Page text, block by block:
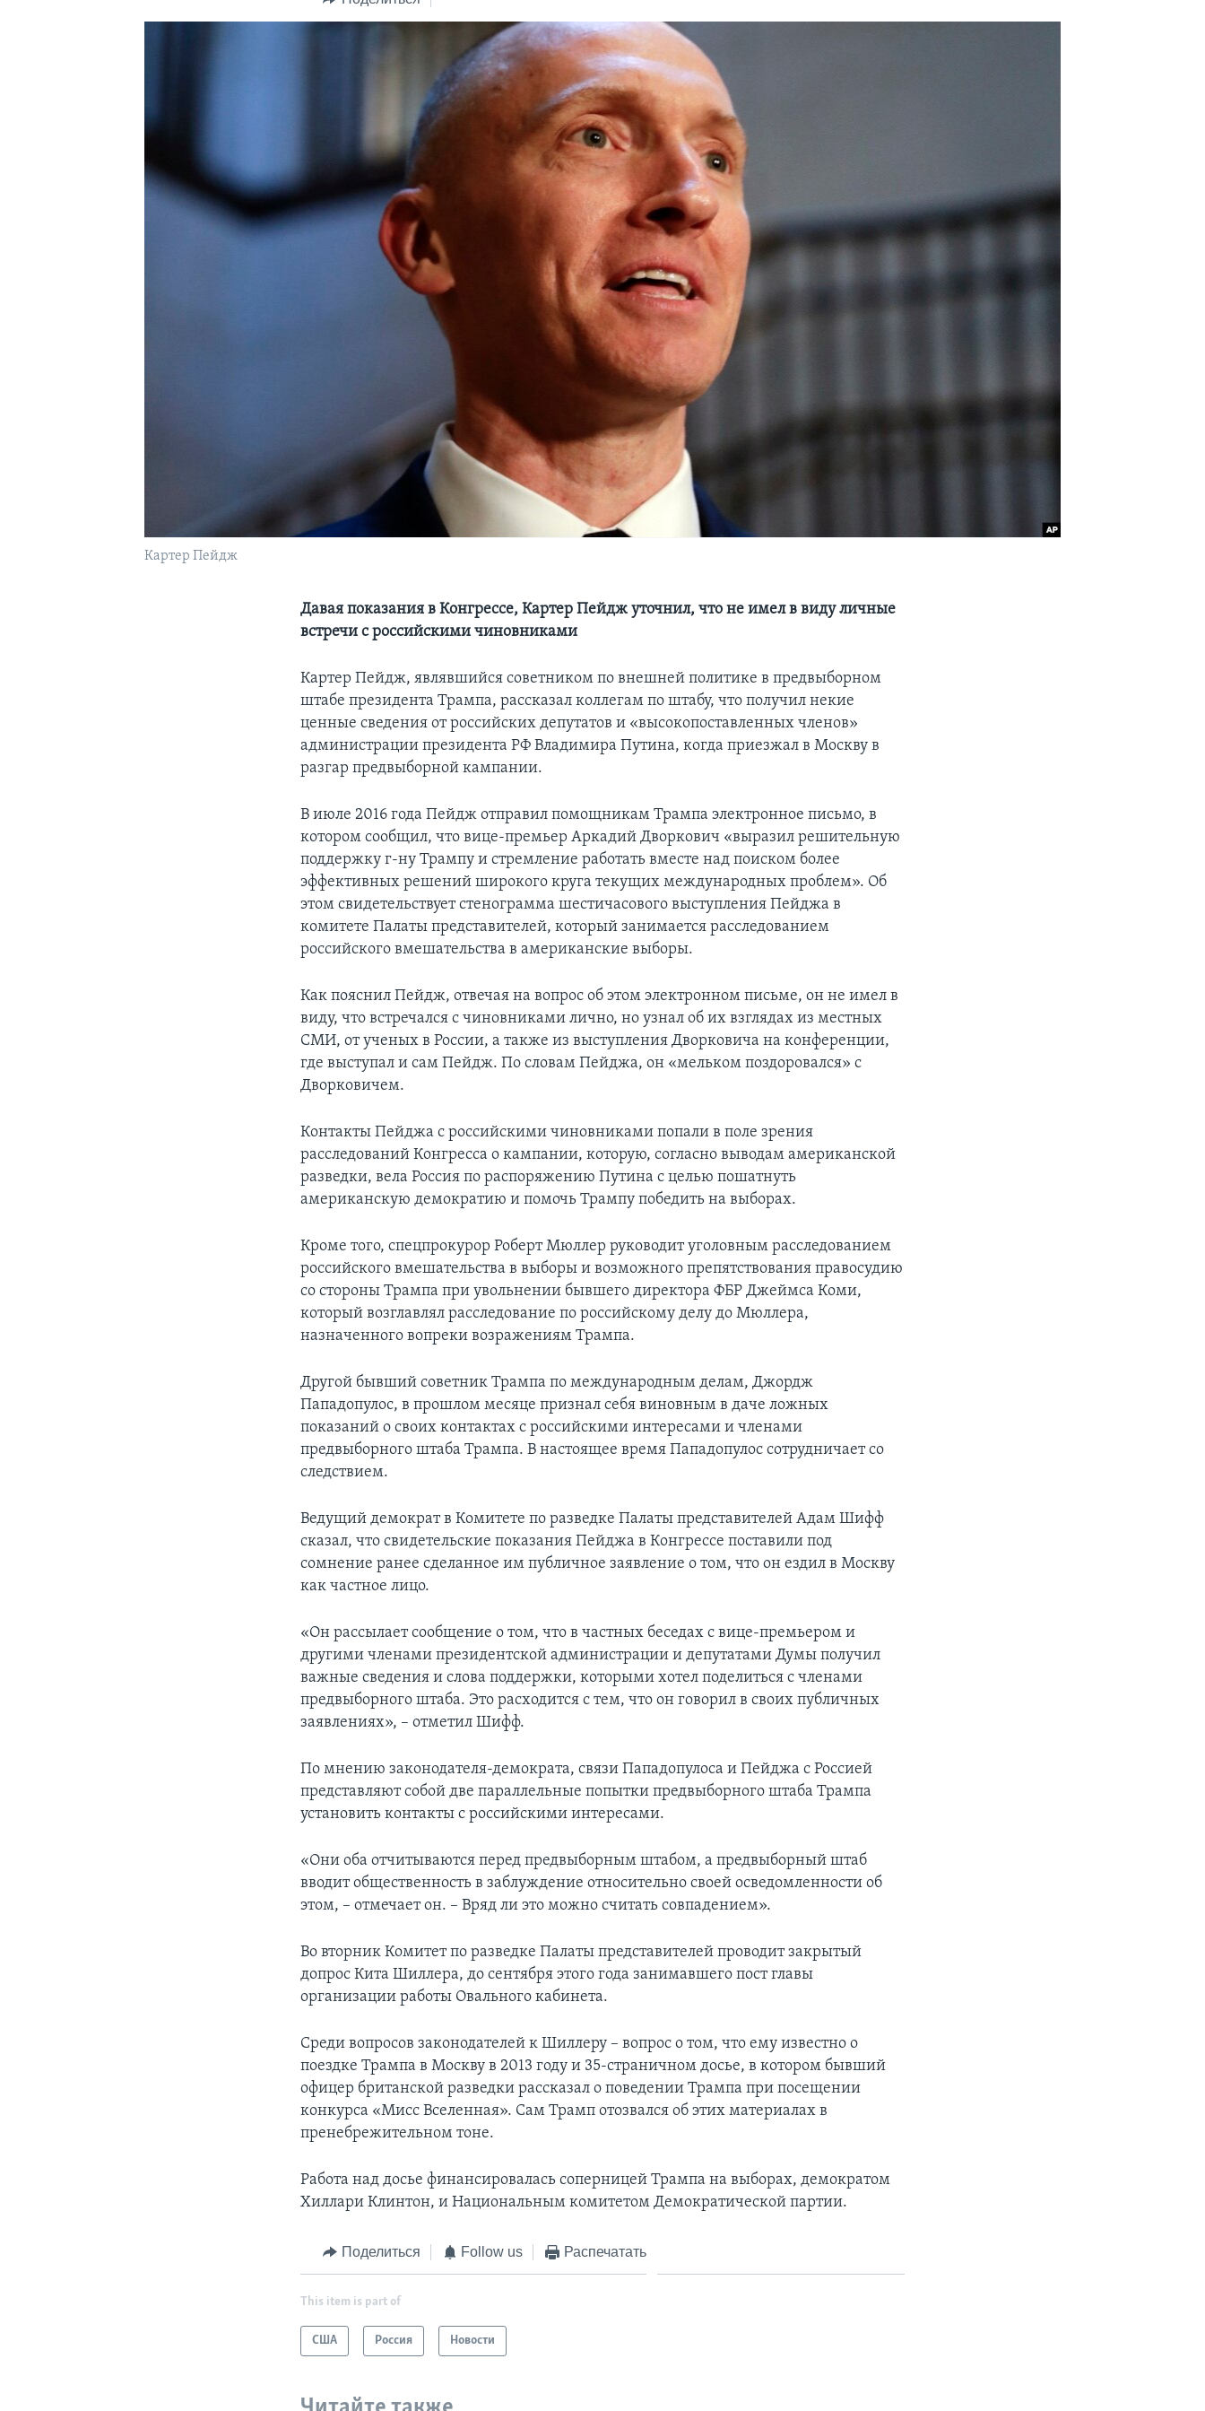
Картер Пейдж
Давая показания в Конгрессе, Картер Пейдж уточнил, что не имел в виду личные
встречи с российскими чиновниками
Картер Пейдж, являвшийся советником по внешней политике в предвыборном
штабе президента Трампа, рассказал коллегам по штабу, что получил некие
ценные сведения от российских депутатов и «высокопоставленных членов»
администрации президента РФ Владимира Путина, когда приезжал в Москву в
разгар предвыборной кампании.
В июле 2016 года Пейдж отправил помощникам Трампа электронное письмо, в
котором сообщил, что вице-премьер Аркадий Дворкович «выразил решительную
поддержку г-ну Трампу и стремление работать вместе над поиском более
эффективных решений широкого круга текущих международных проблем». Об
этом свидетельствует стенограмма шестичасового выступления Пейджа в
комитете Палаты представителей, который занимается расследованием
российского вмешательства в американские выборы.
Как пояснил Пейдж, отвечая на вопрос об этом электронном письме, он не имел в
виду, что встречался с чиновниками лично, но узнал об их взглядах из местных
СМИ, от ученых в России, а также из выступления Дворковича на конференции,
где выступал и сам Пейдж. По словам Пейджа, он «мельком поздоровался» с
Дворковичем.
Контакты Пейджа с российскими чиновниками попали в поле зрения
расследований Конгресса о кампании, которую, согласно выводам американской
разведки, вела Россия по распоряжению Путина с целью пошатнуть
американскую демократию и помочь Трампу победить на выборах.
Кроме того, спецпрокурор Роберт Мюллер руководит уголовным расследованием
российского вмешательства в выборы и возможного препятствования правосудию
со стороны Трампа при увольнении бывшего директора ФБР Джеймса Коми,
который возглавлял расследование по российскому делу до Мюллера,
назначенного вопреки возражениям Трампа.
Другой бывший советник Трампа по международным делам, Джордж
Пападопулос, в прошлом месяце признал себя виновным в даче ложных
показаний о своих контактах с российскими интересами и членами
предвыборного штаба Трампа. В настоящее время Пападопулос сотрудничает со
следствием.
Ведущий демократ в Комитете по разведке Палаты представителей Адам Шифф
сказал, что свидетельские показания Пейджа в Конгрессе поставили под
сомнение ранее сделанное им публичное заявление о том, что он ездил в Москву
как частное лицо.
«Он рассылает сообщение о том, что в частных беседах с вице-премьером и
другими членами президентской администрации и депутатами Думы получил
важные сведения и слова поддержки, которыми хотел поделиться с членами
предвыборного штаба. Это расходится с тем, что он говорил в своих публичных
заявлениях», – отметил Шифф.
По мнению законодателя-демократа, связи Пападопулоса и Пейджа с Россией
представляют собой две параллельные попытки предвыборного штаба Трампа
установить контакты с российскими интересами.
«Они оба отчитываются перед предвыборным штабом, а предвыборный штаб
вводит общественность в заблуждение относительно своей осведомленности об
этом, – отмечает он. – Вряд ли это можно считать совпадением».
Во вторник Комитет по разведке Палаты представителей проводит закрытый
допрос Кита Шиллера, до сентября этого года занимавшего пост главы
организации работы Овального кабинета.
Среди вопросов законодателей к Шиллеру – вопрос о том, что ему известно о
поездке Трампа в Москву в 2013 году и 35-страничном досье, в котором бывший
офицер британской разведки рассказал о поведении Трампа при посещении
конкурса «Мисс Вселенная». Сам Трамп отозвался об этих материалах в
пренебрежительном тоне.
Работа над досье финансировалась соперницей Трампа на выборах, демократом
Хиллари Клинтон, и Национальным комитетом Демократической партии.
Поделиться Follow us Распечатать
This item is part of
США Россия Новости